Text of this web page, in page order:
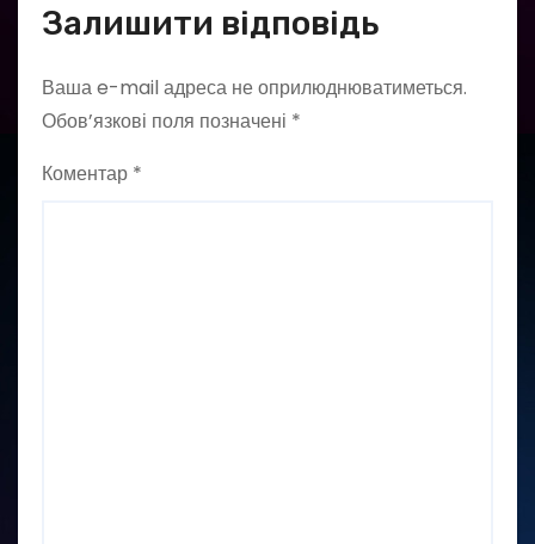
Залишити відповідь
Ваша e-mail адреса не оприлюднюватиметься.
Обов’язкові поля позначені *
Коментар *